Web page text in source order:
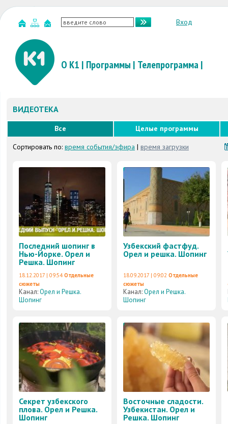
Вход
О К1 | Программы | Телепрограмма|
ВИДЕОТЕКА
Все
Целые программы
Сортировать по: время события/эфира | время загрузки
Последний шопинг в
Нью-Йорке. Орел и
Решка. Шопинг
18.12.2017 | 09:54 Отдельные
сюжеты
Канал:Орел и Решка.
Шопинг
Узбекский фастфуд.
Орел и решка. Шопинг
18.09.2017 | 09:02 Отдельные
сюжеты
Канал:Орел и Решка.
Шопинг
Секрет узбекского
плова. Орел и Решка.
Шопинг
Восточные сладости.
Узбекистан. Орел и
Решка. Шопинг